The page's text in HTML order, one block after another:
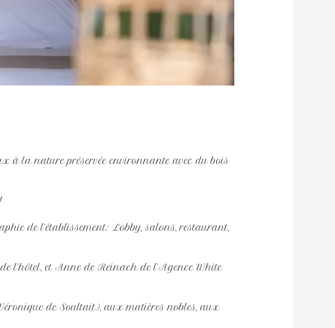
à la nature préservée environnante avec du bois
de l’établissement: Lobby, salons, restaurant,
l’hôtel, et Anne de Reinach de l’Agence White
de Soultait), aux matières nobles, aux